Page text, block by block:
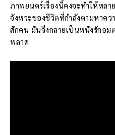
ภาพยนตร์เรื่องนี้คงจะทำให้หลา
จังหวะของชีวิตที่กำลังตามหาค
สักคน มันจึงกลายเป็นหนังรักอ
พลาด